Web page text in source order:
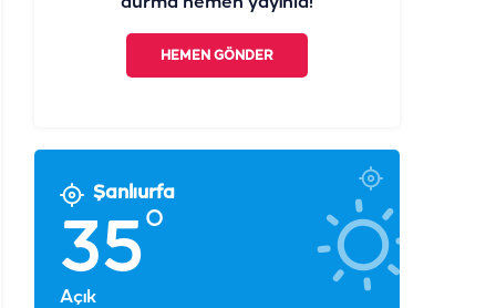
HEMEN GÖNDER
Şanlıurfa
35°
Açık